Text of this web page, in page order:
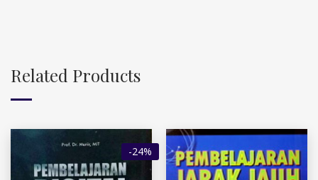
Related Products
-24%